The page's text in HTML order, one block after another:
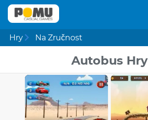
Hry Na Zručnost
Autobus Hry